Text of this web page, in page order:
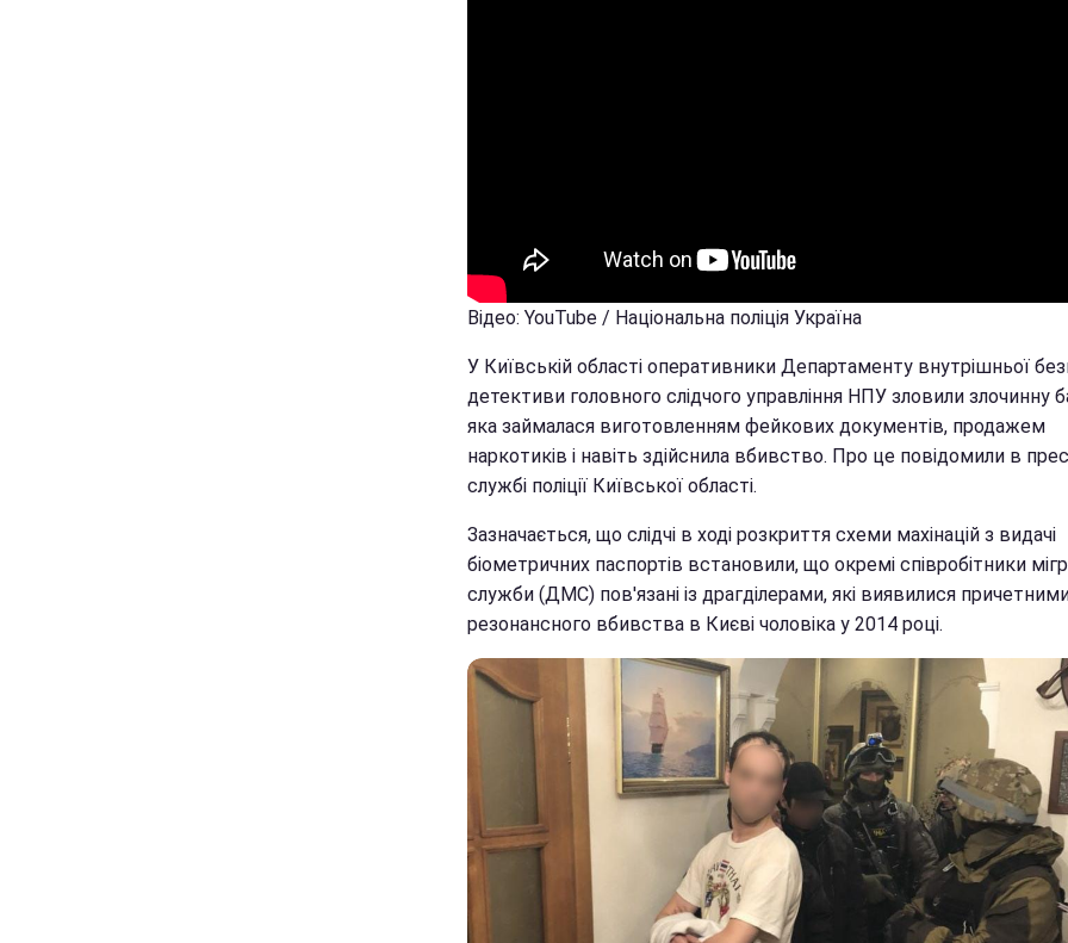
Відео: YouTube / Національна поліція Україна
У Київській області оперативники Департаменту внутрішньої
детективи головного слідчого управління НПУ зловили злочинну
яка займалася виготовленням фейкових документів, продажем
наркотиків і навіть здійснила вбивство. Про це повідомили в
службі поліції Київської області.
Зазначається, що слідчі в ході розкриття схеми махінацій з видачі
біометричних паспортів встановили, що окремі співробітники
служби (ДМС) пов'язані із драгділерами, які виявилися
резонансного вбивства в Києві чоловіка у 2014 році.